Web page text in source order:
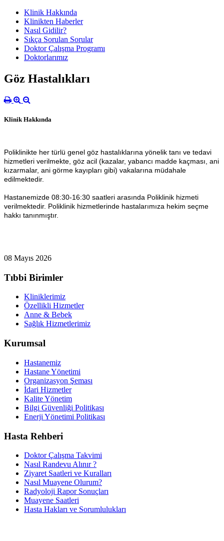
Klinik Hakkında
Klinikten Haberler
Nasıl Gidilir?
Sıkça Sorulan Sorular
Doktor Çalışma Programı
Doktorlarımız
Göz Hastalıkları
Klinik Hakkında
Poliklinikte her türlü genel göz hastalıklarına yönelik tanı ve tedavi
hizmetleri verilmekte, göz acil (kazalar, yabancı madde kaçması, ani
kızarmalar, ani görme kayıpları gibi) vakalarına müdahale
edilmektedir.
Hastanemizde 08:30-16:30 saatleri arasında Poliklinik hizmeti
verilmektedir. Poliklinik hizmetlerinde hastalarımıza hekim seçme
hakkı tanınmıştır.
08 Mayıs 2026
Tıbbi Birimler
Kliniklerimiz
Özellikli Hizmetler
Anne & Bebek
Sağlık Hizmetlerimiz
Kurumsal
Hastanemiz
Hastane Yönetimi
Organizasyon Şeması
İdari Hizmetler
Kalite Yönetim
Bilgi Güvenliği Politikası
Enerji Yönetimi Politikası
Hasta Rehberi
Doktor Çalışma Takvimi
Nasıl Randevu Alınır ?
Ziyaret Saatleri ve Kuralları
Nasıl Muayene Olurum?
Radyoloji Rapor Sonuçları
Muayene Saatleri
Hasta Hakları ve Sorumlulukları